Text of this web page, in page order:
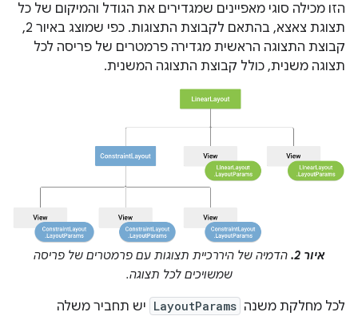
הזו מכילה סוגי מאפיינים שמגדירים את הגודל והמיקום של כל
תצוגת צאצא, בהתאם לקבוצת התצוגות. כפי שמוצג באיור 2,
קבוצת התצוגה הראשית מגדירה פרמטרים של פריסה לכל
תצוגה משנית, כולל קבוצת התצוגה המשנית.
איור 2.
הדמיה של היררכיית תצוגות עם פרמטרים של פריסה
שמשויכים לכל תצוגה.
לכל מחלקת משנה LayoutParams יש תחביר משלה